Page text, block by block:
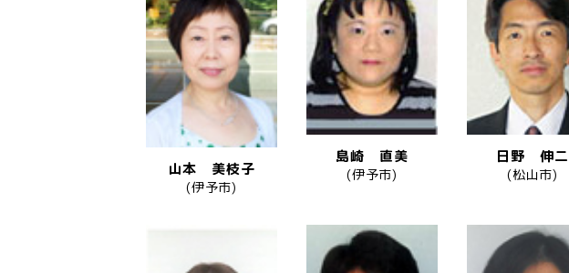
山本 美枝子
(伊予市)
島崎 直美
(伊予市)
日野 伸二
(松山市)